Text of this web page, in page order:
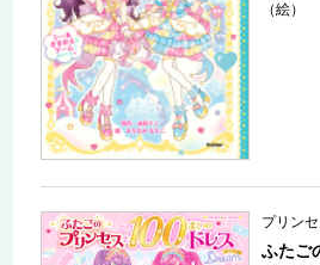
（絵）
プリン
ふたご